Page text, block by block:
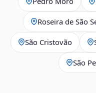
Roseira de São
São Cristovão
São